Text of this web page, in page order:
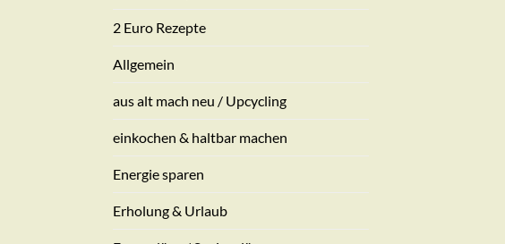
2 Euro Rezepte
Allgemein
aus alt mach neu / Upcycling
einkochen & haltbar machen
Energie sparen
Erholung & Urlaub